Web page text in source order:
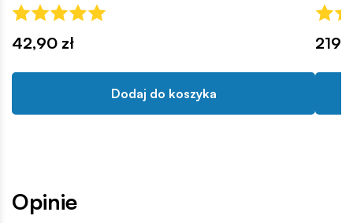
42,90 zł
Dodaj do koszyka
Opinie